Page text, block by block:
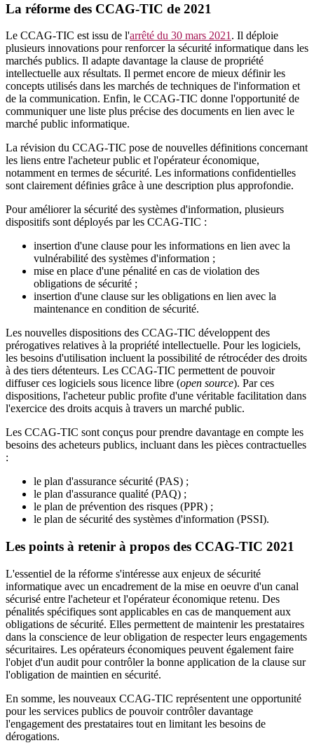
La réforme des CCAG-TIC de 2021
Le CCAG-TIC est issu de l'arrêté du 30 mars 2021 . Il déploie
plusieurs innovations pour renforcer la sécurité informatique dans les
marchés publics. Il adapte davantage la clause de propriété
intellectuelle aux résultats. Il permet encore de mieux définir les
concepts utilisés dans les marchés de techniques de l'information et
de la communication. Enfin, le CCAG-TIC donne l'opportunité de
communiquer une liste plus précise des documents en lien avec le
marché public informatique.
La révision du CCAG-TIC pose de nouvelles définitions concernant
les liens entre l'acheteur public et l'opérateur économique,
notamment en termes de sécurité. Les informations confidentielles
sont clairement définies grâce à une description plus approfondie.
Pour améliorer la sécurité des systèmes d'information, plusieurs
dispositifs sont déployés par les CCAG-TIC :
insertion d'une clause pour les informations en lien avec la
vulnérabilité des systèmes d'information ;
mise en place d'une pénalité en cas de violation des
obligations de sécurité ;
insertion d'une clause sur les obligations en lien avec la
maintenance en condition de sécurité.
Les nouvelles dispositions des CCAG-TIC développent des
prérogatives relatives à la propriété intellectuelle. Pour les logiciels,
les besoins d'utilisation incluent la possibilité de rétrocéder des droits
à des tiers détenteurs. Les CCAG-TIC permettent de pouvoir
diffuser ces logiciels sous licence libre (open source). Par ces
dispositions, l'acheteur public profite d'une véritable facilitation dans
l'exercice des droits acquis à travers un marché public.
Les CCAG-TIC sont conçus pour prendre davantage en compte les
besoins des acheteurs publics, incluant dans les pièces contractuelles
:
le plan d'assurance sécurité (PAS) ;
le plan d'assurance qualité (PAQ) ;
le plan de prévention des risques (PPR) ;
le plan de sécurité des systèmes d'information (PSSI).
Les points à retenir à propos des CCAG-TIC 2021
L'essentiel de la réforme s'intéresse aux enjeux de sécurité
informatique avec un encadrement de la mise en oeuvre d'un canal
sécurisé entre l'acheteur et l'opérateur économique retenu. Des
pénalités spécifiques sont applicables en cas de manquement aux
obligations de sécurité. Elles permettent de maintenir les prestataires
dans la conscience de leur obligation de respecter leurs engagements
sécuritaires. Les opérateurs économiques peuvent également faire
l'objet d'un audit pour contrôler la bonne application de la clause sur
l'obligation de maintien en sécurité.
En somme, les nouveaux CCAG-TIC représentent une opportunité
pour les services publics de pouvoir contrôler davantage
l'engagement des prestataires tout en limitant les besoins de
dérogations.